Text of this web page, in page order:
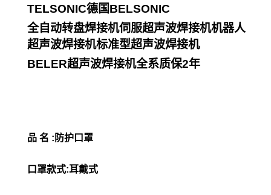
TELSONIC德国BELSONIC
全自动转盘焊接机伺服超声波焊接机机器人
超声波焊接机标准型超声波焊接机
BELER超声波焊接机全系质保2年
品 名 :防护口罩
口罩款式:耳戴式